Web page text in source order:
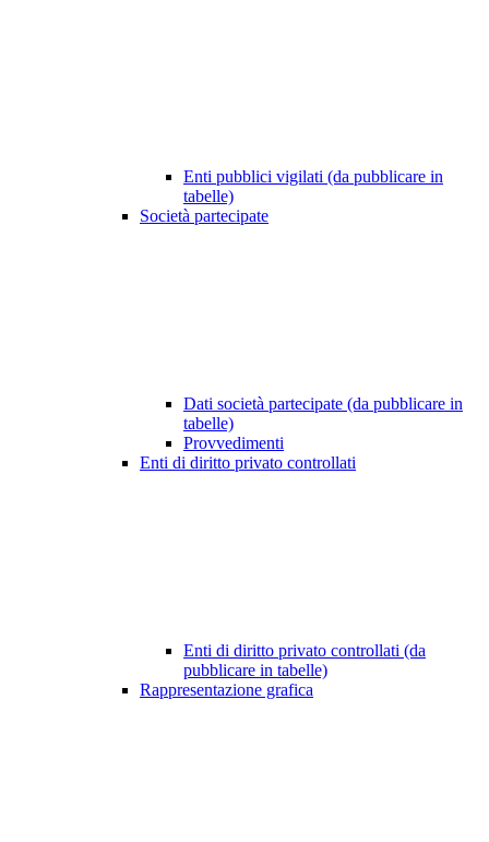
Enti pubblici vigilati (da pubblicare in
tabelle)
Società partecipate
Dati società partecipate (da pubblicare in
tabelle)
Provvedimenti
Enti di diritto privato controllati
Enti di diritto privato controllati (da
pubblicare in tabelle)
Rappresentazione grafica